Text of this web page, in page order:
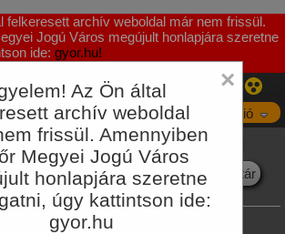
×
Az Ön által
archív weboldal
frissül. Amennyiben
Megyei Jogú Város
honlapjára szeretne
úgy kattintson ide:
gyor.hu
felkeresett archív weboldal már nem frissül.
Jogú Város megújult honlapjára szeretne
ide: gyor.hu!
Navigáció
Fejlesztési programok
Környezetvédelem E-ügyintézés Jogtár